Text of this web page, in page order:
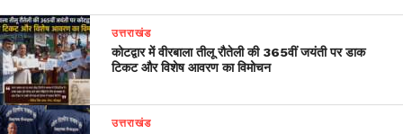
उत्तराखंड
कोटद्वार में वीरबाला तीलू रौतेली की 365वीं जयंती पर डाक
टिकट और विशेष आवरण का विमोचन
उत्तराखंड